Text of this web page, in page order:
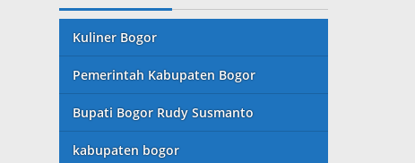
Kuliner Bogor
Pemerintah Kabupaten Bogor
Bupati Bogor Rudy Susmanto
kabupaten bogor